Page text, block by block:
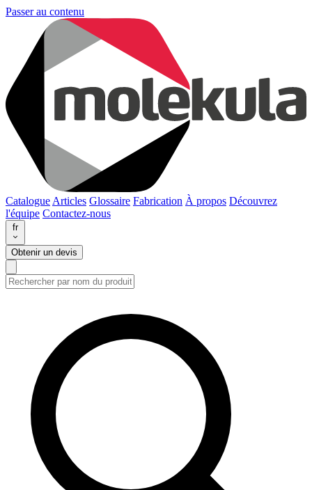
Passer au contenu
Catalogue Articles Glossaire Fabrication À propos Découvrez
l'équipe Contactez-nous
fr
Obtenir un devis